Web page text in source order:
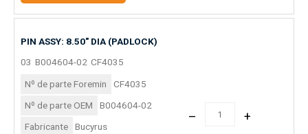
PIN ASSY: 8.50″ DIA (PADLOCK)
03 B004604-02 CF4035
Nº de parte Foremin
CF4035
Nº de parte OEM
B004604-02
Fabricante
Bucyrus
– +